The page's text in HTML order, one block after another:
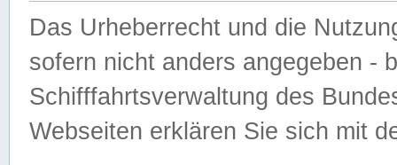
Das Urheberrecht und die
sofern nicht anders angegeben -
Schifffahrtsverwaltung des
Webseiten erklären Sie sich mit